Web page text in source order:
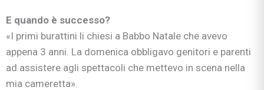
E quando è successo?
«I primi burattini li chiesi a Babbo Natale che avevo
appena 3 anni. La domenica obbligavo genitori e parenti
ad assistere agli spettacoli che mettevo in scena nella
mia cameretta».